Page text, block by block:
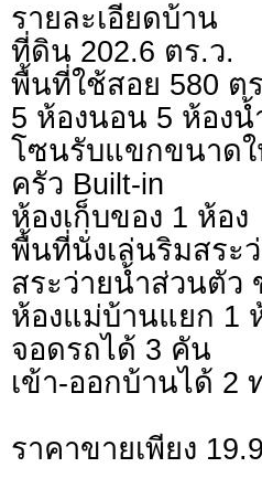
รายละเอียดบ้าน
ที่ดิน 202.6 ตร.ว.
พื้นที่ใช้สอย 580 ต
5 ห้องนอน 5 ห้องน้
โซนรับแขกขนาด
ครัว Built-in
ห้องเก็บของ 1 ห้อง
พื้นที่นั่งเล่นริมสระ
สระว่ายน้ำส่วนตัว
ห้องแม่บ้านแยก 1
จอดรถได้ 3 คัน
เข้า-ออกบ้านได้ 2
ราคาขายเพียง